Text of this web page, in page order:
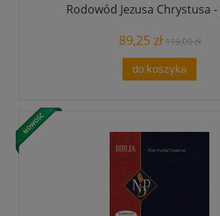
Rodowód Jezusa Chrystusa
89,25 zł119,00 zł
do koszyka